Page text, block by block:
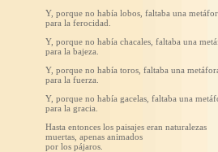
Y, porque no había lobos, faltaba una
para la ferocidad.
Y, porque no había chacales, faltaba una
para la bajeza.
Y, porque no había toros, faltaba una
para la fuerza.
Y, porque no había gacelas, faltaba una
para la gracia.
Hasta entonces los paisajes eran naturalezas
muertas, apenas animados
por los pájaros.